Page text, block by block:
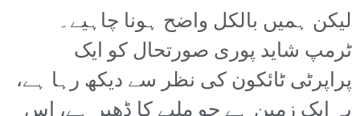
لیکن ہمیں بالکل واضح ہونا چاہیے۔
ٹرمپ شاید پوری صورتحال کو ایک
پراپرٹی ٹائکون کی نظر سے دیکھ رہا ہے،